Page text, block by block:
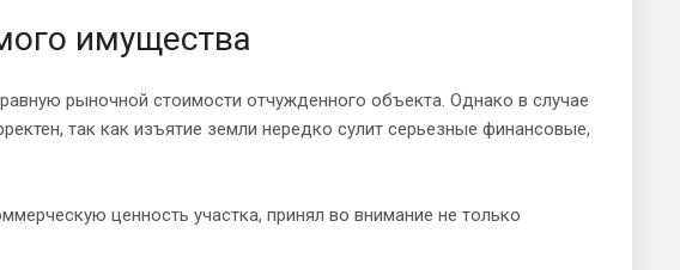
имущества
рыночной стоимости отчужденного объекта. Однако в случае
так как изъятие земли нередко сулит серьезные финансовые,
ценность участка, принял во внимание не только